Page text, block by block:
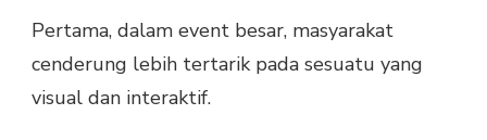
Pertama, dalam event besar, masyarakat
cenderung lebih tertarik pada sesuatu yang
visual dan interaktif.